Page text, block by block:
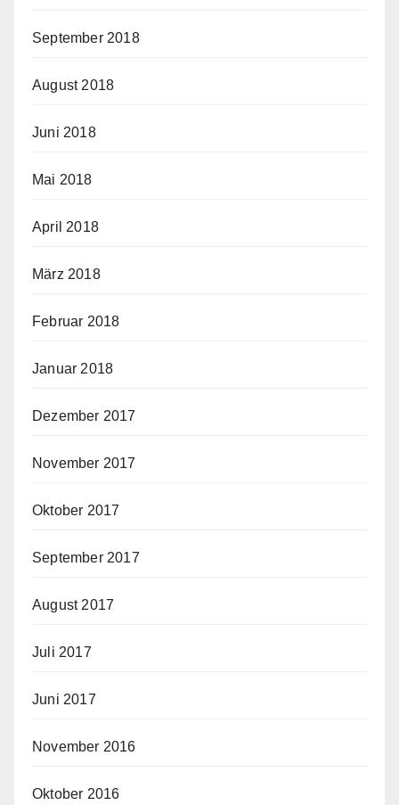
September 2018
August 2018
Juni 2018
Mai 2018
April 2018
März 2018
Februar 2018
Januar 2018
Dezember 2017
November 2017
Oktober 2017
September 2017
August 2017
Juli 2017
Juni 2017
November 2016
Oktober 2016